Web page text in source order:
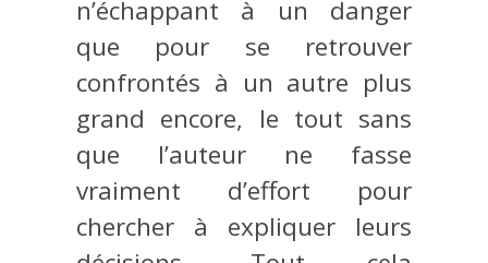
n’échappant à un danger
que pour se retrouver
confrontés à un autre plus
grand encore, le tout sans
que l’auteur ne fasse
vraiment d’effort pour
chercher à expliquer leurs